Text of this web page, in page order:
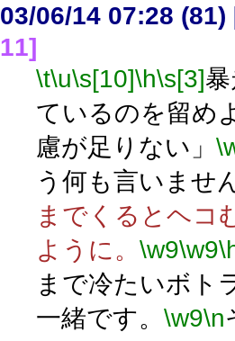
03/06/14 07:28 (81)
11]
\t\u\s[10]\h\s[3]
ているのを留め
慮が足りない」
う何も言いませ
までくるとヘコ
ように。 \w9\w9
まで冷たいボト
一緒です。 \w9\n